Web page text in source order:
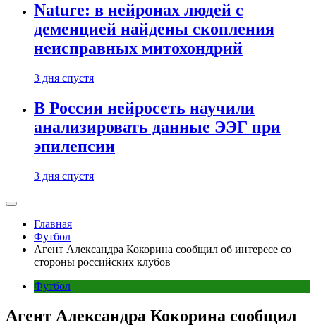
Nature: в нейронах людей с
деменцией найдены скопления
неисправных митохондрий
3 дня спустя
В России нейросеть научили
анализировать данные ЭЭГ при
эпилепсии
3 дня спустя
Главная
Футбол
Агент Александра Кокорина сообщил об интересе со
стороны российских клубов
Футбол
Агент Александра Кокорина сообщил